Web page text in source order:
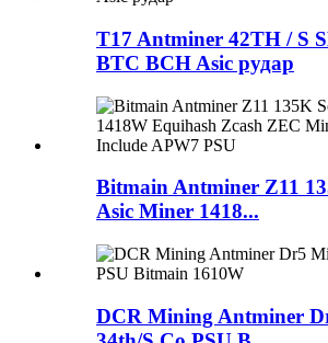
T17 Antminer 42TH / S
BTC BCH Asic рудар
Bitmain Antminer Z11
Asic Miner 1418...
DCR Mining Antminer